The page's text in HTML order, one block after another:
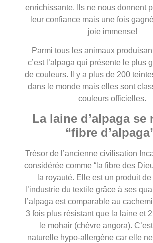
enrichissante. Ils ne nous donnent
leur confiance mais une fois
joie immense!
Parmi tous les animaux
c’est l’alpaga qui présente le plus
de couleurs. Il y a plus de 200
dans le monde mais elles sont
couleurs officielles.
La laine d’alpaga se
“fibre
Trésor de l’ancienne civilisation
considérée comme “la fibre des
la royauté. Elle est un produit
l’industrie du textile grâce à ses
l’alpaga est comparable au
3 fois plus résistant que la laine et
le mohair (chèvre angora).
naturelle hypo-allergène car elle